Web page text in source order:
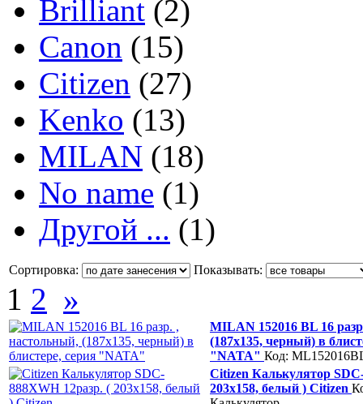
Brilliant (2)
Canon (15)
Citizen (27)
Kenko (13)
MILAN (18)
No name (1)
Другой ... (1)
Сортировка: Показывать:
1 2 »
MILAN 152016 BL 16
(187х135, черный) в
"NATA" Код:
Citizen Калькулятор
203х158, белый ) Citizen